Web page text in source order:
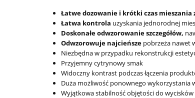
Łatwe dozowanie i krótki czas mieszania
Łatwa kontrola uzyskania jednorodnej
Doskonałe odwzorowanie szczegółów,
Odwzorowuje najcieńsze pobrzeża nawet
Niezbędna w przypadku rekonstrukcji
Przyjemny cytrynowy smak
Widoczny kontrast podczas łączenia
Duża możliwość ponownego wykorzystania
Wyjątkowa stabilność objętości do wycisków